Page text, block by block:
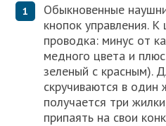
Обыкновенные
кнопок управления.
проводка: минус от
медного цвета и
зеленый с красным).
скручиваются в один
получается три
припаять на свои